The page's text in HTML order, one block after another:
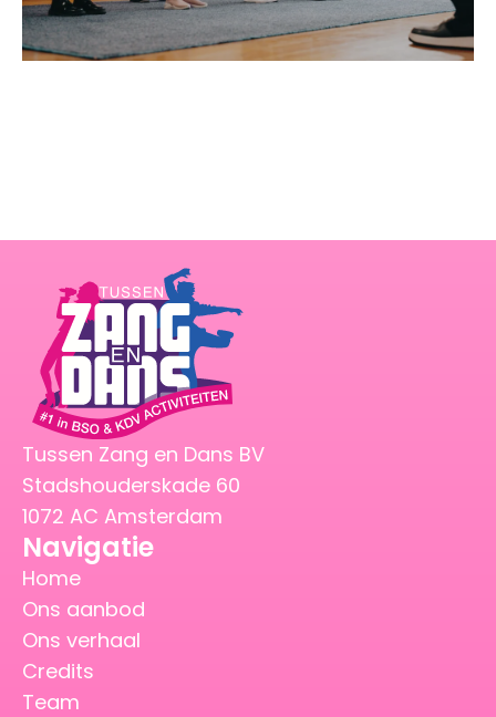
Tussen Zang en Dans BV
Stadshouderskade 60
1072 AC Amsterdam
Navigatie
Home
Ons aanbod
Ons verhaal
Credits
Team